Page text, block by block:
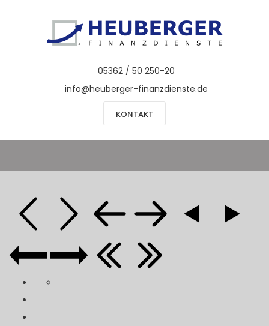
05362 / 50 250-20
info@heuberger-finanzdienste.de
KONTAKT